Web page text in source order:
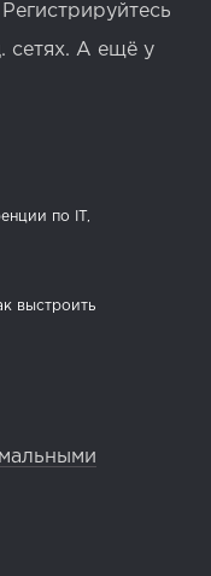
сетях. А ещё у
по IT,
выстроить